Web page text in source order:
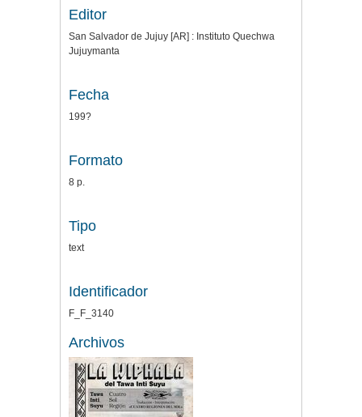
Editor
San Salvador de Jujuy [AR] : Instituto Quechwa
Jujuymanta
Fecha
199?
Formato
8 p.
Tipo
text
Identificador
F_F_3140
Archivos